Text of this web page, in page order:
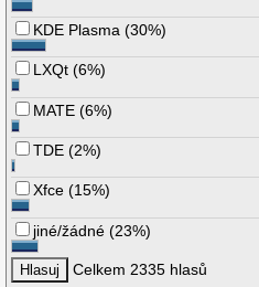
KDE Plasma (30%)
LXQt (6%)
MATE (6%)
TDE (2%)
Xfce (15%)
jiné/žádné (23%)
Celkem 2335 hlasů